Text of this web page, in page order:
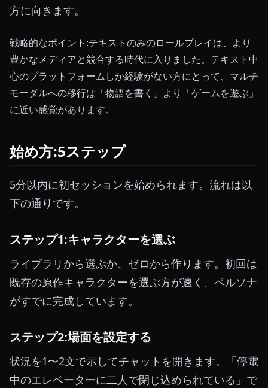
方に向きます。
戦略的なポイント:テキストのみのロールプレイは、より
豊かなメディアと競合する時代に入りました。テキスト中
心のプラットフォームしか経験がない方にとって、マルチ
モーダルへの移行は「物語を書く」より「ゲームを遊ぶ」
に近い感覚があります。
始め方:5ステップ
5分以内に初セッションを始められます。流れは以
下の通りです。
ステップ1:キャラクターを選ぶ
ライブラリから選ぶか、ゼロから作ります。初回は
既存の原作キャラクターを選ぶ方が速く、ペルソナ
がすでに完成しています。
ステップ2:場面を設定する
状況を1〜2文で示してチャットを開きます。「停電
中のエレベーターに二人で閉じ込められている」で